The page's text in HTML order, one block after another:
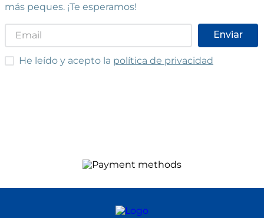
más peques. ¡Te esperamos!
Enviar
He leído y acepto las condiciones
He leído y acepto la política de privacidad